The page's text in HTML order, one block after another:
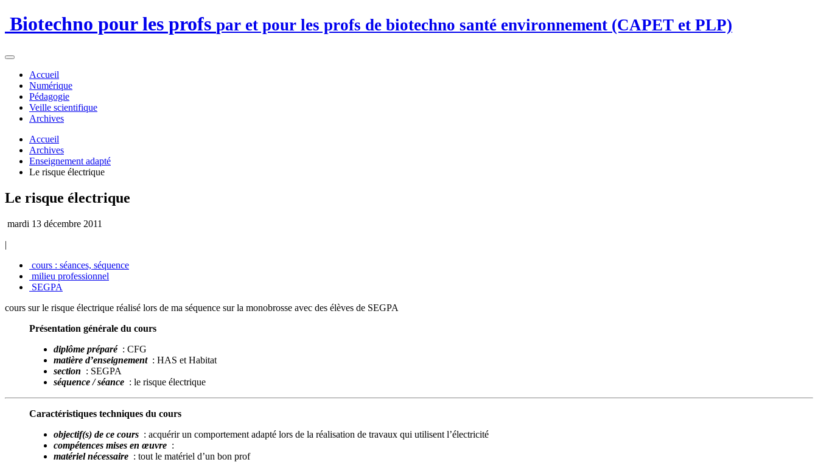
Biotechno pour les profs par et pour les profs de biotechno santé environnement (CAPET et PLP)
Accueil
Numérique
Pédagogie
Veille scientifique
Archives
Accueil
Archives
Enseignement adapté
Le risque électrique
Le risque électrique
mardi 13 décembre 2011
|
cours : séances, séquence
milieu professionnel
SEGPA
cours sur le risque électrique réalisé lors de ma séquence sur la monobrosse avec des élèves de SEGPA
Présentation générale du cours
diplôme préparé : CFG
matière d’enseignement : HAS et Habitat
section : SEGPA
séquence / séance : le risque électrique
Caractéristiques techniques du cours
objectif(s) de ce cours : acquérir un comportement adapté lors de la réalisation de travaux qui utilisent l’électricité
compétences mises en œuvre :
matériel nécessaire : tout le matériel d’un bon prof